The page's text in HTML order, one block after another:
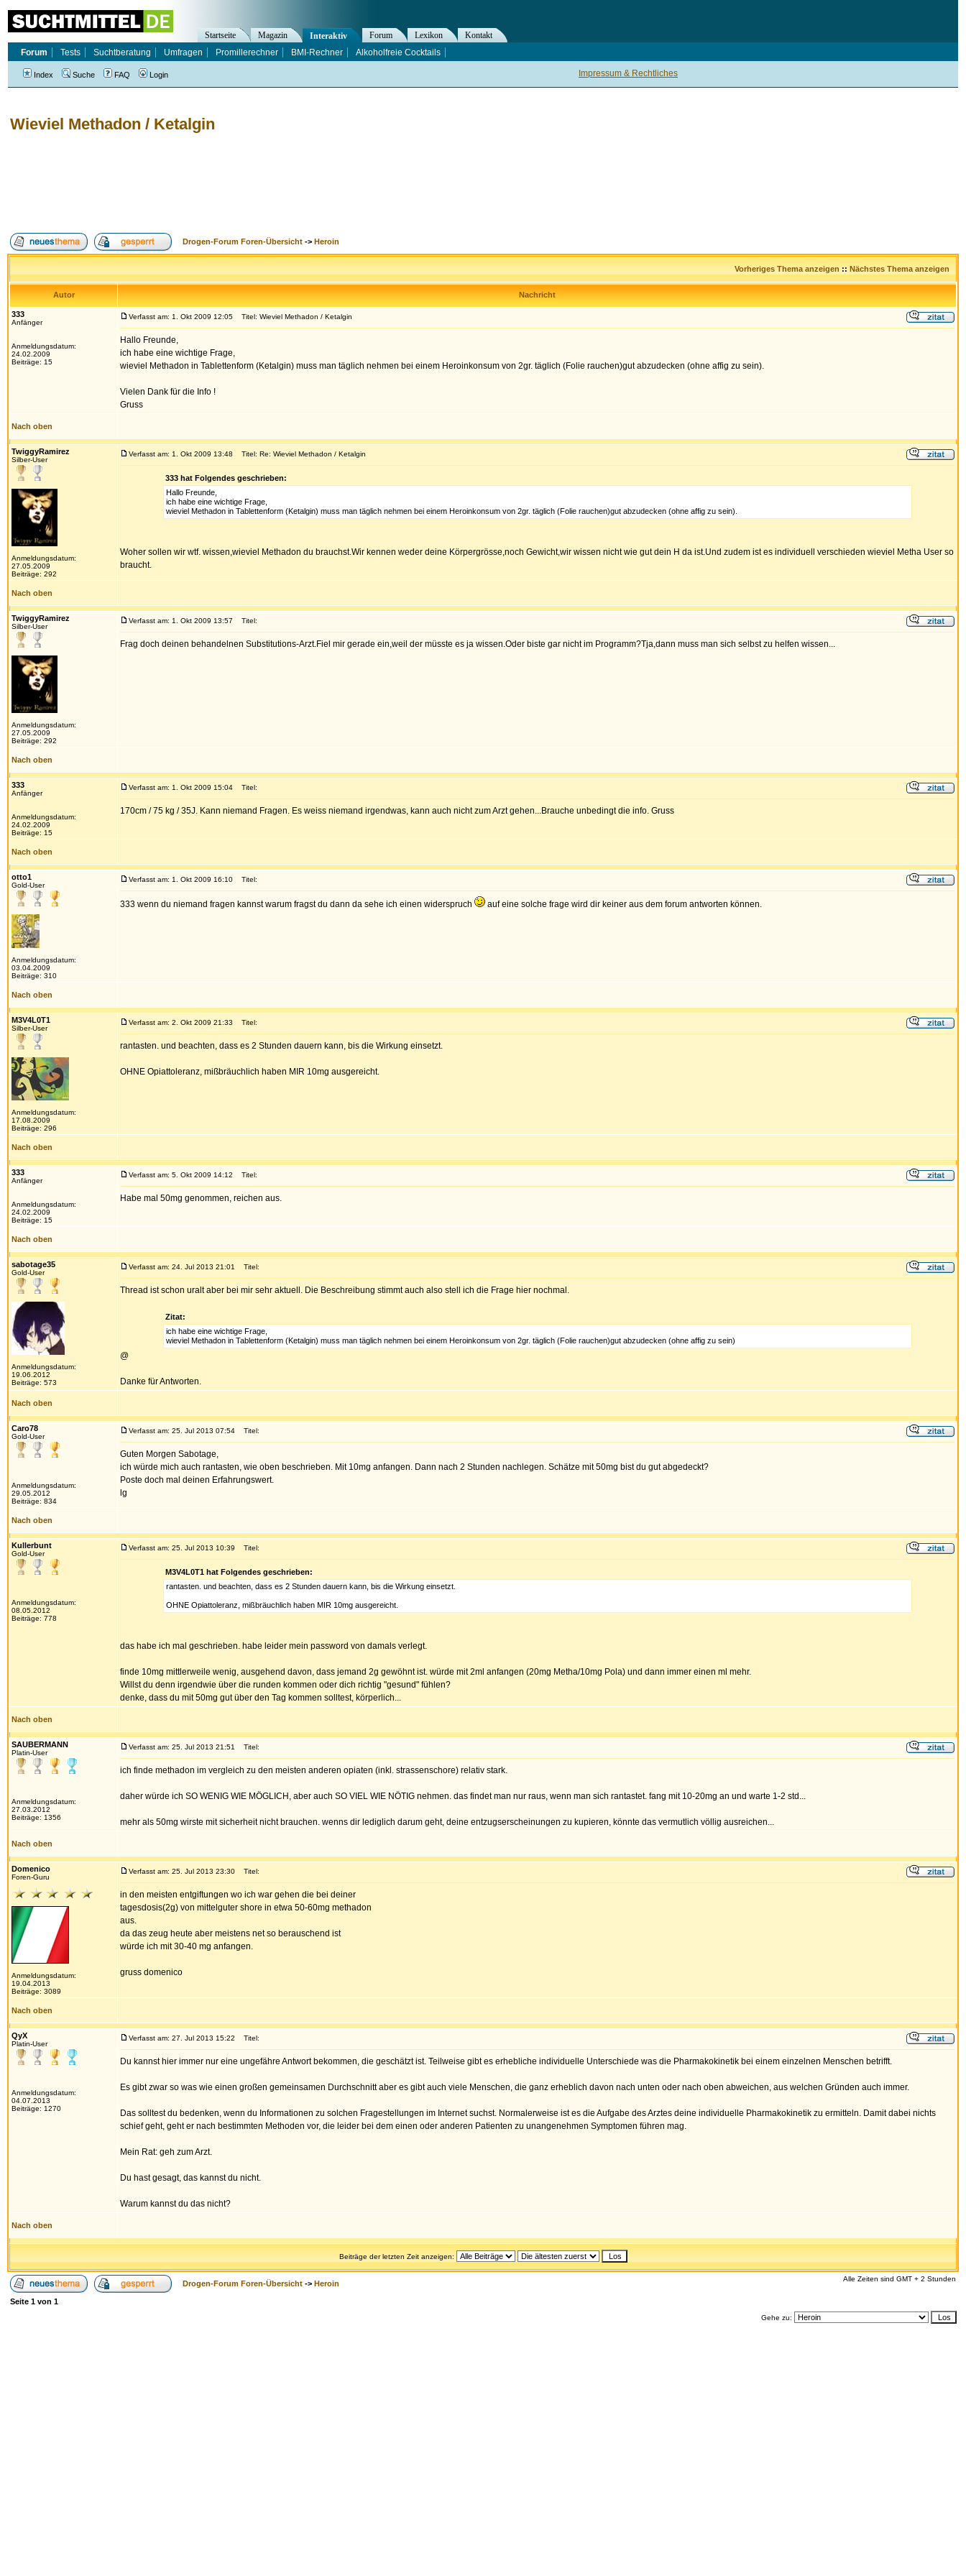
Wieviel Methadon / Ketalgin
Drogen-Forum Foren-Übersicht -> Heroin
Vorheriges Thema anzeigen :: Nächstes Thema anzeigen
Autor Nachricht
333
Anfänger
Anmeldungsdatum:
24.02.2009
Beiträge: 15
Verfasst am: 1. Okt 2009 12:05 Titel: Wieviel Methadon / Ketalgin
Hallo Freunde,
ich habe eine wichtige Frage,
wieviel Methadon in Tablettenform (Ketalgin) muss man täglich nehmen bei einem Heroinkonsum von 2gr. täglich (Folie rauchen)gut abzudecken (ohne affig zu sein).
Vielen Dank für die Info !
Gruss
Nach oben
TwiggyRamirez
Silber-User
Anmeldungsdatum:
27.05.2009
Beiträge: 292
Verfasst am: 1. Okt 2009 13:48 Titel: Re: Wieviel Methadon / Ketalgin
333 hat Folgendes geschrieben:
Hallo Freunde,
ich habe eine wichtige Frage,
wieviel Methadon in Tablettenform (Ketalgin) muss man täglich nehmen bei einem Heroinkonsum von 2gr. täglich (Folie rauchen)gut abzudecken (ohne affig zu sein).
Woher sollen wir wtf. wissen,wieviel Methadon du brauchst.Wir kennen weder deine Körpergrösse,noch Gewicht,wir wissen nicht wie gut dein H da ist.Und zudem ist es individuell verschieden wieviel Metha User so
braucht.
Nach oben
TwiggyRamirez
Silber-User
Anmeldungsdatum:
27.05.2009
Beiträge: 292
Verfasst am: 1. Okt 2009 13:57 Titel:
Frag doch deinen behandelnen Substitutions-Arzt.Fiel mir gerade ein,weil der müsste es ja wissen.Oder biste gar nicht im Programm?Tja,dann muss man sich selbst zu helfen wissen...
Nach oben
333
Anfänger
Anmeldungsdatum:
24.02.2009
Beiträge: 15
Verfasst am: 1. Okt 2009 15:04 Titel:
170cm / 75 kg / 35J. Kann niemand Fragen. Es weiss niemand irgendwas, kann auch nicht zum Arzt gehen...Brauche unbedingt die info. Gruss
Nach oben
otto1
Gold-User
Anmeldungsdatum:
03.04.2009
Beiträge: 310
Verfasst am: 1. Okt 2009 16:10 Titel:
333 wenn du niemand fragen kannst warum fragst du dann da sehe ich einen widerspruch auf eine solche frage wird dir keiner aus dem forum antworten können.
Nach oben
M3V4L0T1
Silber-User
Anmeldungsdatum:
17.08.2009
Beiträge: 296
Verfasst am: 2. Okt 2009 21:33 Titel:
rantasten. und beachten, dass es 2 Stunden dauern kann, bis die Wirkung einsetzt.
OHNE Opiattoleranz, mißbräuchlich haben MIR 10mg ausgereicht.
Nach oben
333
Anfänger
Anmeldungsdatum:
24.02.2009
Beiträge: 15
Verfasst am: 5. Okt 2009 14:12 Titel:
Habe mal 50mg genommen, reichen aus.
Nach oben
sabotage35
Gold-User
Anmeldungsdatum:
19.06.2012
Beiträge: 573
Verfasst am: 24. Jul 2013 21:01 Titel:
Thread ist schon uralt aber bei mir sehr aktuell. Die Beschreibung stimmt auch also stell ich die Frage hier nochmal.
Zitat:
ich habe eine wichtige Frage,
wieviel Methadon in Tablettenform (Ketalgin) muss man täglich nehmen bei einem Heroinkonsum von 2gr. täglich (Folie rauchen)gut abzudecken (ohne affig zu sein)
@
Danke für Antworten.
Nach oben
Caro78
Gold-User
Anmeldungsdatum:
29.05.2012
Beiträge: 834
Verfasst am: 25. Jul 2013 07:54 Titel:
Guten Morgen Sabotage,
ich würde mich auch rantasten, wie oben beschrieben. Mit 10mg anfangen. Dann nach 2 Stunden nachlegen. Schätze mit 50mg bist du gut abgedeckt?
Poste doch mal deinen Erfahrungswert.
lg
Nach oben
Kullerbunt
Gold-User
Anmeldungsdatum:
08.05.2012
Beiträge: 778
Verfasst am: 25. Jul 2013 10:39 Titel:
M3V4L0T1 hat Folgendes geschrieben:
rantasten. und beachten, dass es 2 Stunden dauern kann, bis die Wirkung einsetzt.
OHNE Opiattoleranz, mißbräuchlich haben MIR 10mg ausgereicht.
das habe ich mal geschrieben. habe leider mein password von damals verlegt.
finde 10mg mittlerweile wenig, ausgehend davon, dass jemand 2g gewöhnt ist. würde mit 2ml anfangen (20mg Metha/10mg Pola) und dann immer einen ml mehr.
Willst du denn irgendwie über die runden kommen oder dich richtig "gesund" fühlen?
denke, dass du mit 50mg gut über den Tag kommen solltest, körperlich...
Nach oben
SAUBERMANN
Platin-User
Anmeldungsdatum:
27.03.2012
Beiträge: 1356
Verfasst am: 25. Jul 2013 21:51 Titel:
ich finde methadon im vergleich zu den meisten anderen opiaten (inkl. strassenschore) relativ stark.
daher würde ich SO WENIG WIE MÖGLICH, aber auch SO VIEL WIE NÖTIG nehmen. das findet man nur raus, wenn man sich rantastet. fang mit 10-20mg an und warte 1-2 std...
mehr als 50mg wirste mit sicherheit nicht brauchen. wenns dir lediglich darum geht, deine entzugserscheinungen zu kupieren, könnte das vermutlich völlig ausreichen...
Nach oben
Domenico
Foren-Guru
Anmeldungsdatum:
19.04.2013
Beiträge: 3089
Verfasst am: 25. Jul 2013 23:30 Titel:
in den meisten entgiftungen wo ich war gehen die bei deiner
tagesdosis(2g) von mittelguter shore in etwa 50-60mg methadon
aus.
da das zeug heute aber meistens net so berauschend ist
würde ich mit 30-40 mg anfangen.
gruss domenico
Nach oben
QyX
Platin-User
Anmeldungsdatum:
04.07.2013
Beiträge: 1270
Verfasst am: 27. Jul 2013 15:22 Titel:
Du kannst hier immer nur eine ungefähre Antwort bekommen, die geschätzt ist. Teilweise gibt es erhebliche individuelle Unterschiede was die Pharmakokinetik bei einem einzelnen Menschen betrifft.
Es gibt zwar so was wie einen großen gemeinsamen Durchschnitt aber es gibt auch viele Menschen, die ganz erheblich davon nach unten oder nach oben abweichen, aus welchen Gründen auch immer.
Das solltest du bedenken, wenn du Informationen zu solchen Fragestellungen im Internet suchst. Normalerweise ist es die Aufgabe des Arztes deine individuelle Pharmakokinetik zu ermitteln. Damit dabei nichts
schief geht, geht er nach bestimmten Methoden vor, die leider bei dem einen oder anderen Patienten zu unangenehmen Symptomen führen mag.
Mein Rat: geh zum Arzt.
Du hast gesagt, das kannst du nicht.
Warum kannst du das nicht?
Nach oben
Beiträge der letzten Zeit anzeigen:
Drogen-Forum Foren-Übersicht -> Heroin
Alle Zeiten sind GMT + 2 Stunden
Seite 1 von 1
Gehe zu:
Impressum & Rechtliches
Startseite Magazin Interaktiv Forum Lexikon
Kontakt
Forum
Tests Suchtberatung Umfragen Promillerechner BMI-Rechner Alkoholfreie Cocktails
Index Suche FAQ Login